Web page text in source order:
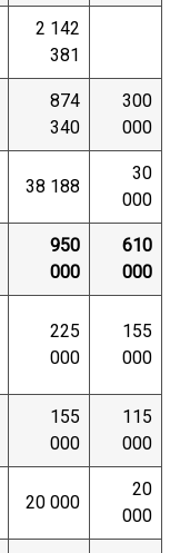
2 142
381
874
340
300
000
38 188
30
000
950
000
610
000
225
000
155
000
155
000
115
000
20 000
20
000